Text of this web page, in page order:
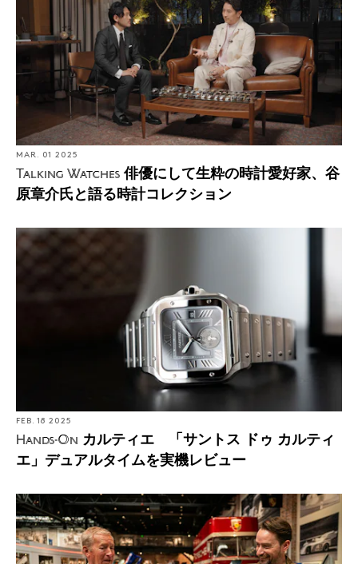
MAR. 01 2025
Talking Watches 俳優にして生粋の時計愛好家、谷
原章介氏と語る時計コレクション
FEB. 18 2025
Hands-On カルティエ 「サントス ドゥ カルティ
エ」デュアルタイムを実機レビュー